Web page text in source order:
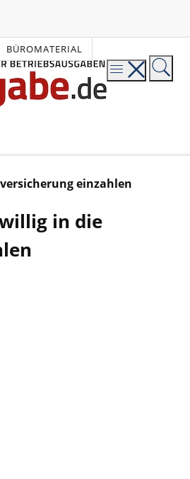
BÜROMATERIAL
einzahlen
in die